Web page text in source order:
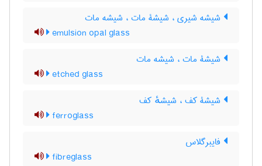
شیشه شیری ، شیشۀ مات ، شیشه مات
emulsion opal glass
شیشۀ مات ، شیشه مات
etched glass
شیشۀ کف ، شیشهٔ کف
ferroglass
فایبرگلاس
fibreglass